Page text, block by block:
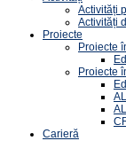
Activități
Activități
Proiecte
Proiecte
Proiecte
Carieră